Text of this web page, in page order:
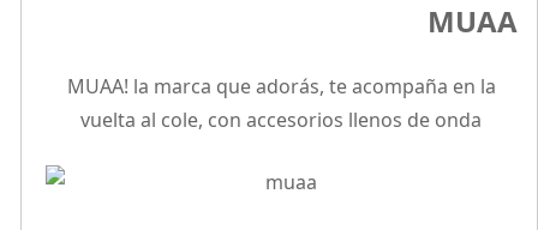
MUAA
MUAA! la marca que adorás, te acompaña en la
vuelta al cole, con accesorios llenos de onda